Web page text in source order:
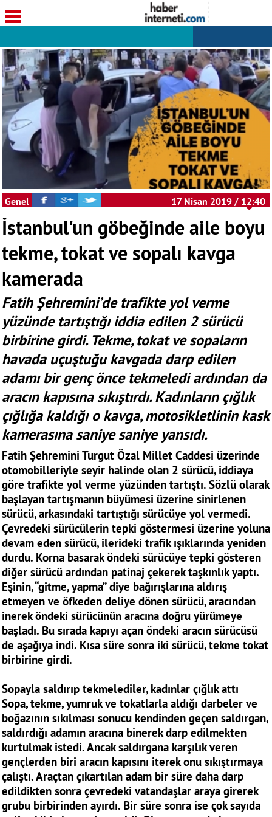
Genel 17 Nisan 2019 / 12:40
İstanbul'un göbeğinde aile boyu
tekme, tokat ve sopalı kavga
kamerada
Fatih Şehremini’de trafikte yol verme
yüzünde tartıştığı iddia edilen 2 sürücü
birbirine girdi. Tekme, tokat ve sopaların
havada uçuştuğu kavgada darp edilen
adamı bir genç önce tekmeledi ardından da
aracın kapısına sıkıştırdı. Kadınların çığlık
çığlığa kaldığı o kavga, motosikletlinin kask
kamerasına saniye saniye yansıdı.
Fatih Şehremini Turgut Özal Millet Caddesi üzerinde
otomobilleriyle seyir halinde olan 2 sürücü, iddiaya
göre trafikte yol verme yüzünden tartıştı. Sözlü olarak
başlayan tartışmanın büyümesi üzerine sinirlenen
sürücü, arkasındaki tartıştığı sürücüye yol vermedi.
Çevredeki sürücülerin tepki göstermesi üzerine yoluna
devam eden sürücü, ilerideki trafik ışıklarında yeniden
durdu. Korna basarak öndeki sürücüye tepki gösteren
diğer sürücü ardından patinaj çekerek taşkınlık yaptı.
Eşinin, “gitme, yapma” diye bağırışlarına aldırış
etmeyen ve öfkeden deliye dönen sürücü, aracından
inerek öndeki sürücünün aracına doğru yürümeye
başladı. Bu sırada kapıyı açan öndeki aracın sürücüsü
de aşağıya indi. Kısa süre sonra iki sürücü, tekme tokat
birbirine girdi.
Sopayla saldırıp tekmelediler, kadınlar çığlık attı
Sopa, tekme, yumruk ve tokatlarla aldığı darbeler ve
boğazının sıkılması sonucu kendinden geçen saldırgan,
saldırdığı adamın aracına binerek darp edilmekten
kurtulmak istedi. Ancak saldırgana karşılık veren
gençlerden biri aracın kapısını iterek onu sıkıştırmaya
çalıştı. Araçtan çıkartılan adam bir süre daha darp
edildikten sonra çevredeki vatandaşlar araya girerek
grubu birbirinden ayırdı. Bir süre sonra ise çok sayıda